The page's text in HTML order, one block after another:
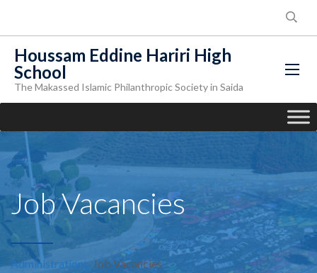
Houssam Eddine Hariri High
School
The Makassed Islamic Philanthropic Society in Saida
Job Vacancies
Administrations Job Vacancies